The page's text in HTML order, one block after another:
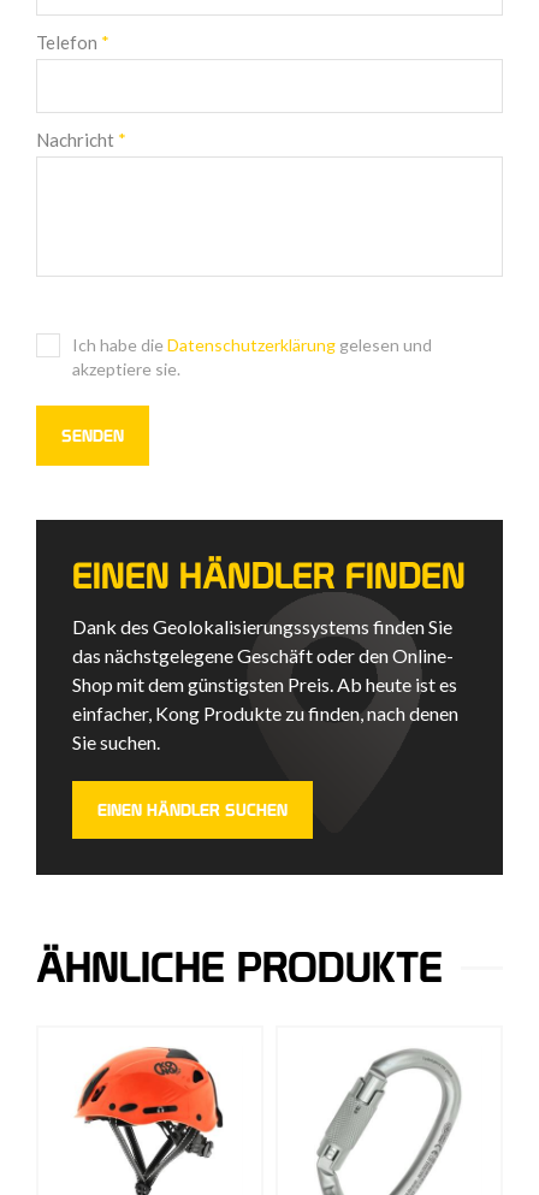
Telefon *
Nachricht *
Ich habe die Datenschutzerklärung gelesen und
akzeptiere sie.
EINEN HÄNDLER FINDEN
Dank des Geolokalisierungssystems finden Sie
das nächstgelegene Geschäft oder den Online-
Shop mit dem günstigsten Preis. Ab heute ist es
einfacher, Kong Produkte zu finden, nach denen
Sie suchen.
EINEN HÄNDLER SUCHEN
ÄHNLICHE PRODUKTE